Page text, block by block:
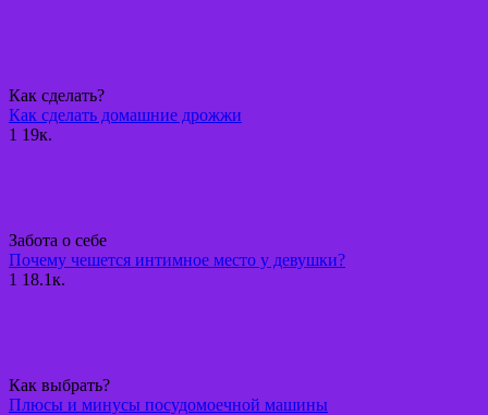
Как сделать?
Как сделать домашние дрожжи
1 19к.
Забота о себе
Почему чешется интимное место у девушки?
1 18.1к.
Как выбрать?
Плюсы и минусы посудомоечной машины